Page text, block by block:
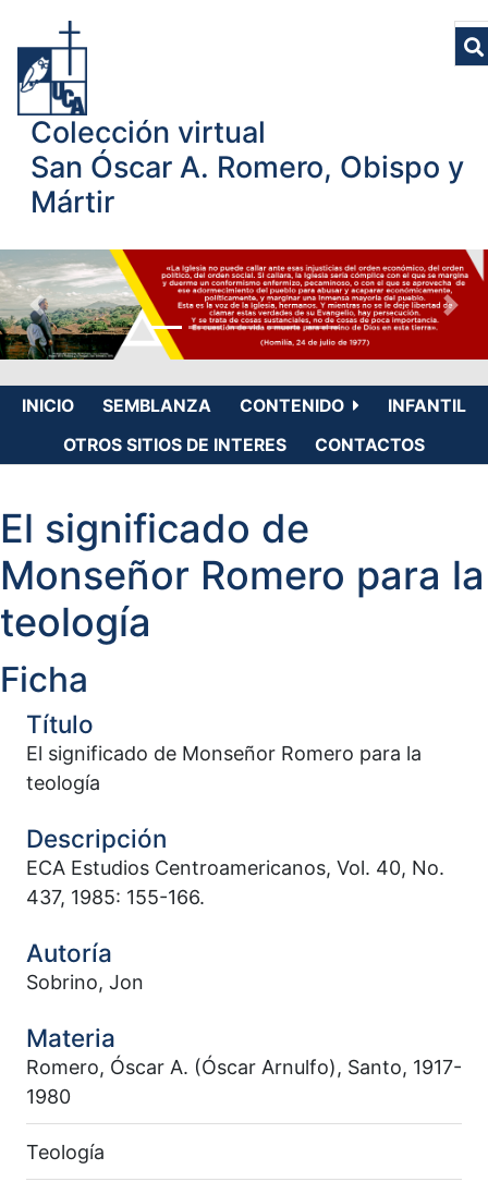
Colección virtual
San Óscar A. Romero, Obispo y
Mártir
INICIO SEMBLANZA CONTENIDO
INFANTIL
OTROS SITIOS DE INTERES
CONTACTOS
El significado de
Monseñor Romero para la
teología
Ficha
Título
El significado de Monseñor Romero para la
teología
Descripción
ECA Estudios Centroamericanos, Vol. 40, No.
437, 1985: 155-166.
Autoría
Sobrino, Jon
Materia
Romero, Óscar A. (Óscar Arnulfo), Santo, 1917-
1980
Teología